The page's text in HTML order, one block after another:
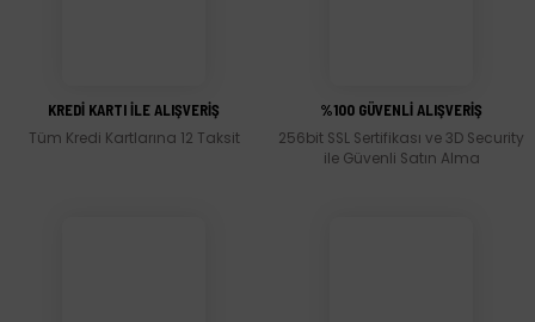
KREDİ KARTI İLE ALIŞVERİŞ
Tüm Kredi Kartlarına 12 Taksit
%100 GÜVENLİ ALIŞVERİŞ
256bit SSL Sertifikası ve 3D Security
ile Güvenli Satın Alma